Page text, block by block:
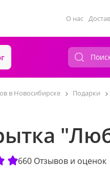
О нас
в Новосибирске Подарки
660 Отзывов и оценок